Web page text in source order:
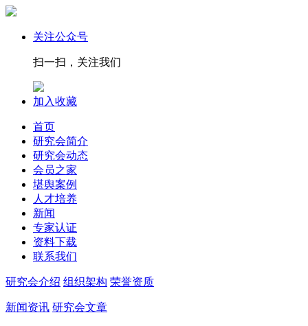
关注公众号
扫一扫，关注我们
加入收藏
首页
研究会简介
研究会动态
会员之家
堪舆案例
人才培养
新闻
专家认证
资料下载
联系我们
研究会介绍 组织架构 荣誉资质
新闻资讯 研究会文章